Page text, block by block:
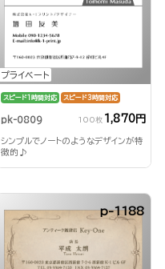
プライベート
スピード1時間対応 スピード3時間対応
pk-0809 100枚 1,870円
シンプルでノートのようなデザインが特
徴的♪
p-1188